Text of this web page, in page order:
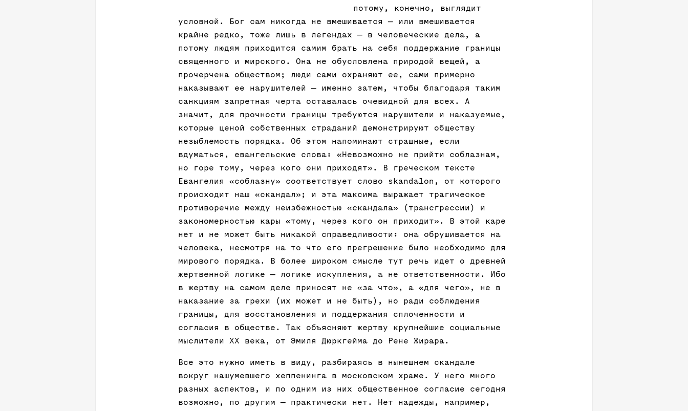
потому, конечно, выглядит
условной. Бог сам никогда не вмешивается — или вмешивается
крайне редко, тоже лишь в легендах — в человеческие дела, а
потому людям приходится самим брать на себя поддержание границы
священного и мирского. Она не обусловлена природой вещей, а
прочерчена обществом; люди сами охраняют ее, сами примерно
наказывают ее нарушителей — именно затем, чтобы благодаря таким
санкциям запретная черта оставалась очевидной для всех. А
значит, для прочности границы требуются нарушители и наказуемые,
которые ценой собственных страданий демонстрируют обществу
незыблемость порядка. Об этом напоминают страшные, если
вдуматься, евангельские слова: «Невозможно не прийти соблазнам,
но горе тому, через кого они приходят». В греческом тексте
Евангелия «соблазну» соответствует слово skandalon, от которого
происходит наш «скандал»; и эта максима выражает трагическое
противоречие между неизбежностью «скандала» (трансгрессии) и
закономерностью кары «тому, через кого он приходит». В этой каре
нет и не может быть никакой справедливости: она обрушивается на
человека, несмотря на то что его прегрешение было необходимо для
мирового порядка. В более широком смысле тут речь идет о древней
жертвенной логике — логике искупления, а не ответственности. Ибо
в жертву на самом деле приносят не «за что», а «для чего», не в
наказание за грехи (их может и не быть), но ради соблюдения
границы, для восстановления и поддержания сплоченности и
согласия в обществе. Так объясняют жертву крупнейшие социальные
мыслители XХ века, от Эмиля Дюркгейма до Рене Жирара.
Все это нужно иметь в виду, разбираясь в нынешнем скандале
вокруг нашумевшего хеппенинга в московском храме. У него много
разных аспектов, и по одним из них общественное согласие сегодня
возможно, по другим — практически нет. Нет надежды, например,